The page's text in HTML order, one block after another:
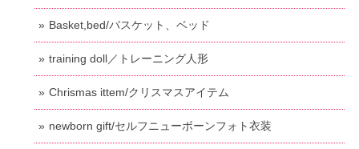
Basket,bed/バスケット、ベッド
training doll／トレーニング人形
Chrismas ittem/クリスマスアイテム
newborn gift/セルフニューボーンフォト衣装